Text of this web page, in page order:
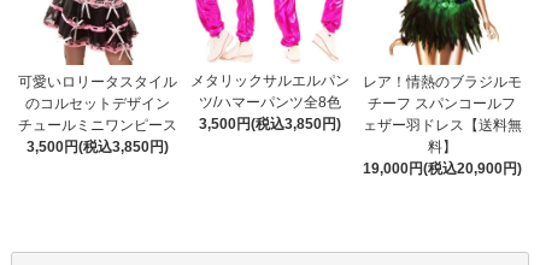
可愛いロリータスタイル
のコルセットデザイン
チュールミニワンピース
3,500円(税込3,850円)
メタリックサルエルパン
ツ/ハマーパンツ全8色
3,500円(税込3,850円)
レア！情熱のブラジルモ
チーフ スパンコールフ
ェザー羽ドレス【送料無
料】
19,000円(税込20,900円)